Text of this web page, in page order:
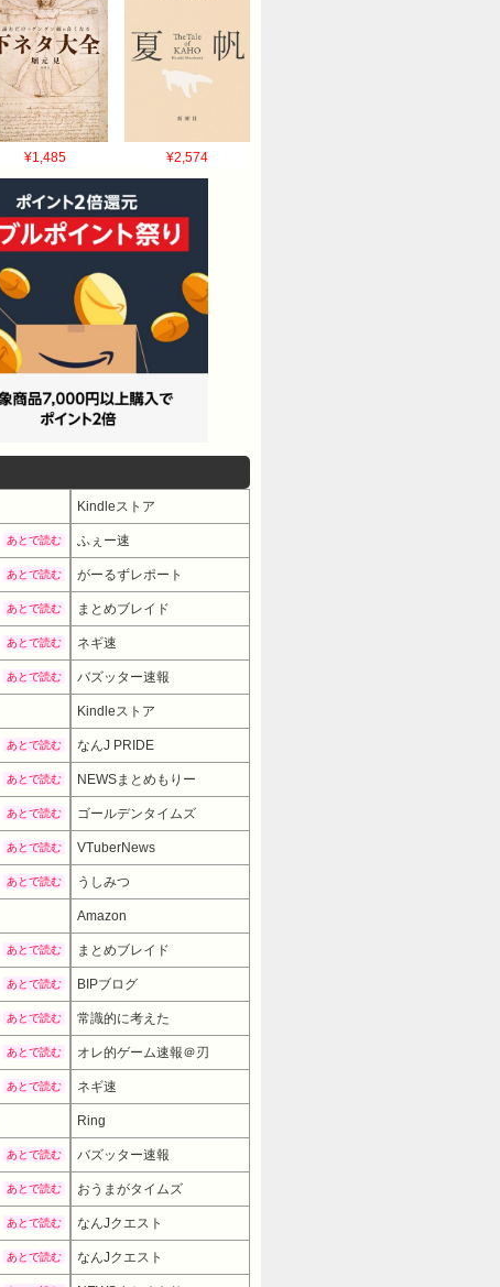
¥1,485 ¥2,574
Kindleストア
あとで読む ふぇー速
あとで読む がーるずレポート
あとで読む まとめブレイド
あとで読む ネギ速
あとで読む バズッター速報
Kindleストア
あとで読む なんJ PRIDE
あとで読む NEWSまとめもりー
あとで読む ゴールデンタイムズ
あとで読む VTuberNews
あとで読む うしみつ
Amazon
あとで読む まとめブレイド
あとで読む BIPブログ
あとで読む 常識的に考えた
あとで読む オレ的ゲーム速報＠刃
あとで読む ネギ速
Ring
あとで読む バズッター速報
あとで読む おうまがタイムズ
あとで読む なんJクエスト
あとで読む なんJクエスト